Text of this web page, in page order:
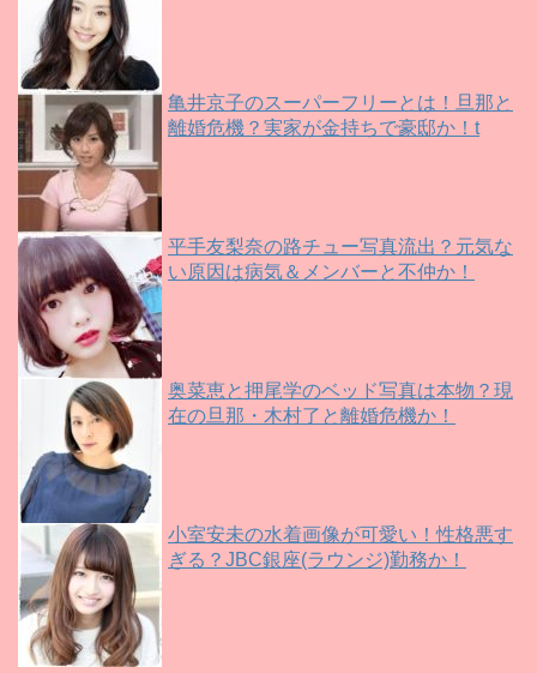
亀井京子のスーパーフリーとは！旦那と
離婚危機？実家が金持ちで豪邸か！t
平手友梨奈の路チュー写真流出？元気な
い原因は病気＆メンバーと不仲か！
奥菜恵と押尾学のベッド写真は本物？現
在の旦那・木村了と離婚危機か！
小室安未の水着画像が可愛い！性格悪す
ぎる？JBC銀座(ラウンジ)勤務か！